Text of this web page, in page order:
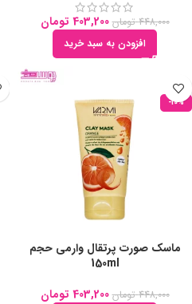
448,000 تومان 403,200 تومان
افزودن به سبد خرید
-10%
ماسک صورت پرتقال وارمی حجم
150ml
448,000 تومان 403,200 تومان